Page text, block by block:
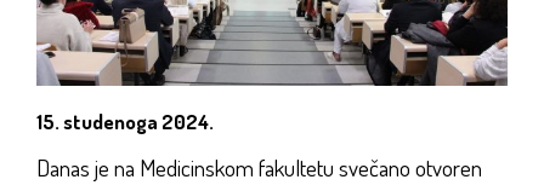
15. studenoga 2024.
Danas je na Medicinskom fakultetu svečano otvoren